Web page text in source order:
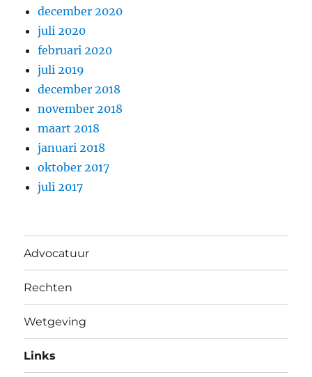
december 2020
juli 2020
februari 2020
juli 2019
december 2018
november 2018
maart 2018
januari 2018
oktober 2017
juli 2017
Advocatuur
Rechten
Wetgeving
Links